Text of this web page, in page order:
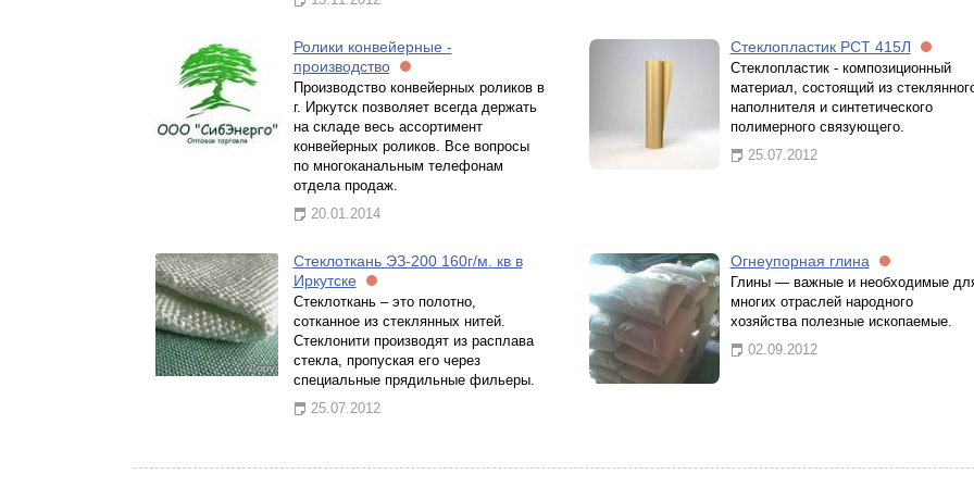
Ролики конвейерные -
производство
Производство конвейерных роликов в
г. Иркутск позволяет всегда держать
на складе весь ассортимент
конвейерных роликов. Все вопросы
по многоканальным телефонам
отдела продаж.
20.01.2014
Стеклопластик РСТ 415Л
Стеклопластик - композиционный
материал, состоящий из
наполнителя и синтетического
полимерного связующего.
25.07.2012
Стеклоткань ЭЗ-200 160г/м. кв в
Иркутске
Стеклоткань – это полотно,
сотканное из стеклянных нитей.
Стеклонити производят из расплава
стекла, пропуская его через
специальные прядильные фильеры.
25.07.2012
Огнеупорная глина
Глины — важные и необходимые
многих отраслей народного
хозяйства полезные ископаемые.
02.09.2012